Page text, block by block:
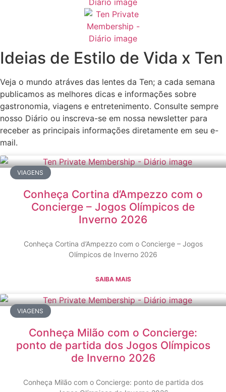
Ideias de Estilo de Vida x Ten
Veja o mundo atráves das lentes da Ten; a cada semana
publicamos as melhores dicas e informações sobre
gastronomia, viagens e entretenimento. Consulte sempre
nosso Diário ou inscreva-se em nossa newsletter para
receber as principais informações diretamente em seu e-
mail.
VIAGENS
Conheça Cortina d’Ampezzo com o
Concierge – Jogos Olímpicos de
Inverno 2026
Conheça Cortina d’Ampezzo com o Concierge – Jogos
Olímpicos de Inverno 2026
SAIBA MAIS
VIAGENS
Conheça Milão com o Concierge:
ponto de partida dos Jogos Olímpicos
de Inverno 2026
Conheça Milão com o Concierge: ponto de partida dos